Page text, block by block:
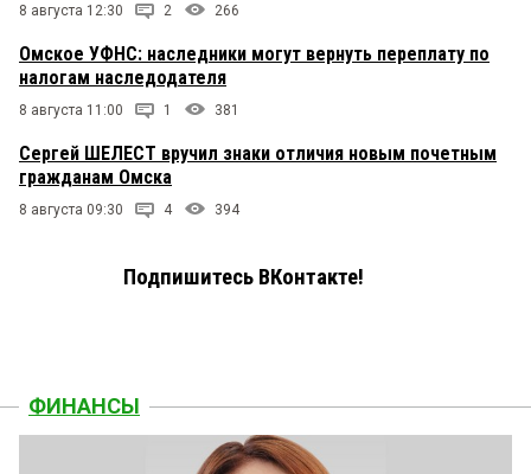
8 августа 12:30 2 266
Омское УФНС: наследники могут вернуть переплату по
налогам наследодателя
8 августа 11:00 1 381
Сергей ШЕЛЕСТ вручил знаки отличия новым почетным
гражданам Омска
8 августа 09:30 4 394
Подпишитесь ВКонтакте!
ФИНАНСЫ